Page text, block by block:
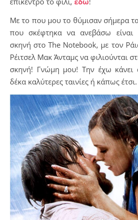
Με το που μου το θύμισαν σήμερα
που σκέφτηκα να ανεβάσω είναι
σκηνή στο The Notebook, με τον
Ρέιτσελ Μακ Άνταμς να φιλιούνται
σκηνή! Γνώμη μου! Την έχω κάνει
δέκα καλύτερες ταινίες ή κάπως έτσι.